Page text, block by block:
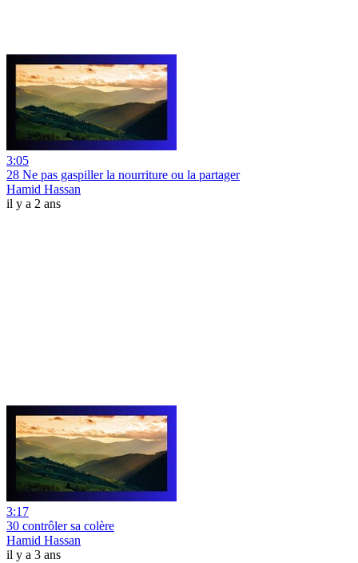
3:05
28 Ne pas gaspiller la nourriture ou la partager
Hamid Hassan
il y a 2 ans
3:17
30 contrôler sa colère
Hamid Hassan
il y a 3 ans